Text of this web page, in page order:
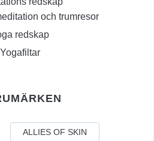
och trumresor
redskap
Yogafiltar
ALLIES OF SKIN